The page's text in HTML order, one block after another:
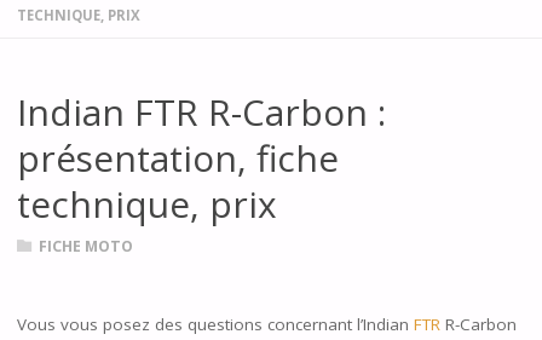
TECHNIQUE, PRIX
Indian FTR R-Carbon :
présentation, fiche
technique, prix
FICHE MOTO
Vous vous posez des questions concernant l’Indian FTR R-Carbon